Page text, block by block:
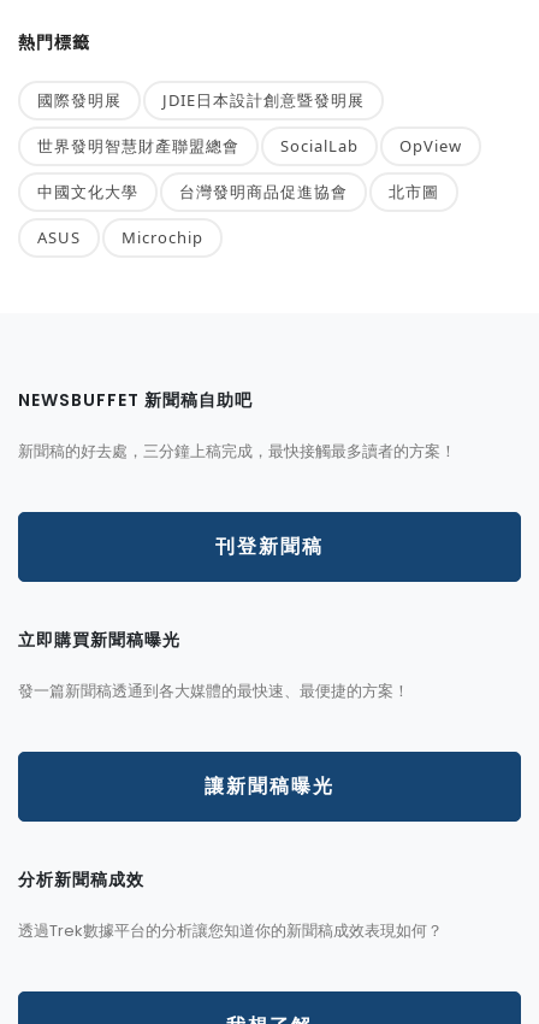
熱門標籤
國際發明展 JDIE日本設計創意暨發明展
世界發明智慧財產聯盟總會 SocialLab OpView
中國文化大學 台灣發明商品促進協會 北市圖
ASUS Microchip
NEWSBUFFET 新聞稿自助吧
新聞稿的好去處，三分鐘上稿完成，最快接觸最多讀者的方案！
刊登新聞稿
立即購買新聞稿曝光
發一篇新聞稿透通到各大媒體的最快速、最便捷的方案！
讓新聞稿曝光
分析新聞稿成效
透過Trek數據平台的分析讓您知道你的新聞稿成效表現如何？